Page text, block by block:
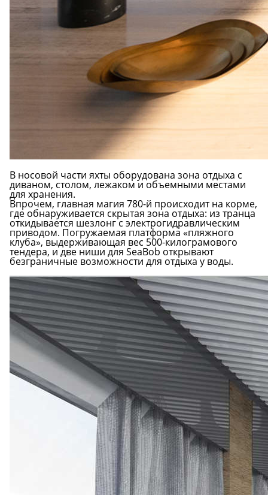
В носовой части яхты оборудована зона отдыха с
диваном, столом, лежаком и объемными местами
для хранения.
Впрочем, главная магия 780-й происходит на корме,
где обнаруживается скрытая зона отдыха: из транца
откидывается шезлонг с электрогидравлическим
приводом. Погружаемая платформа «пляжного
клуба», выдерживающая вес 500-килограмового
тендера, и две ниши для SeaBob открывают
безграничные возможности для отдыха у воды.